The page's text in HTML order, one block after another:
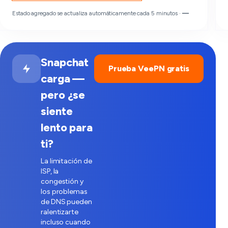
Estado agregado se actualiza automáticamente cada 5 minutos · —
Snapchat
carga —
pero ¿se
siente
lento para
ti?
La limitación de
ISP, la
congestión y
los problemas
de DNS pueden
ralentizarte
incluso cuando
Prueba VeePN gratis